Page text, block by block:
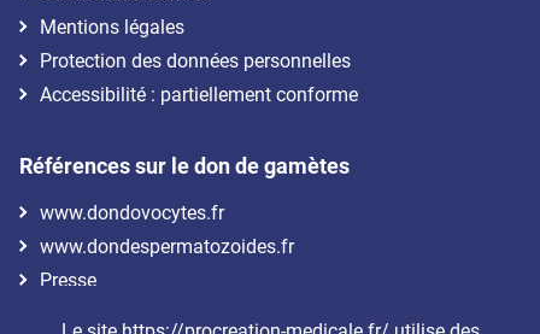
Mentions légales
Protection des données personnelles
Accessibilité : partiellement conforme
Références sur le don de gamètes
www.dondovocytes.fr
www.dondespermatozoides.fr
Presse